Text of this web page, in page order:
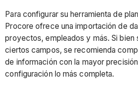
Para configurar su herramienta de
Procore ofrece una importación de
proyectos, empleados y más. Si bien
ciertos campos, se recomienda
de información con la mayor
configuración lo más completa.